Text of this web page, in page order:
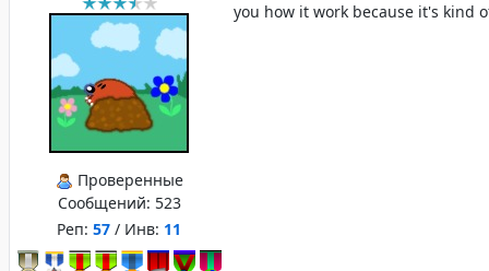
Проверенные
Сообщений: 523
Реп: 57 / Инв: 11
you how it work because it's kind